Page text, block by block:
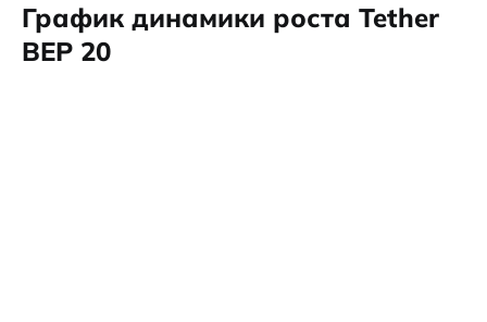
График динамики роста Tether
BEP 20